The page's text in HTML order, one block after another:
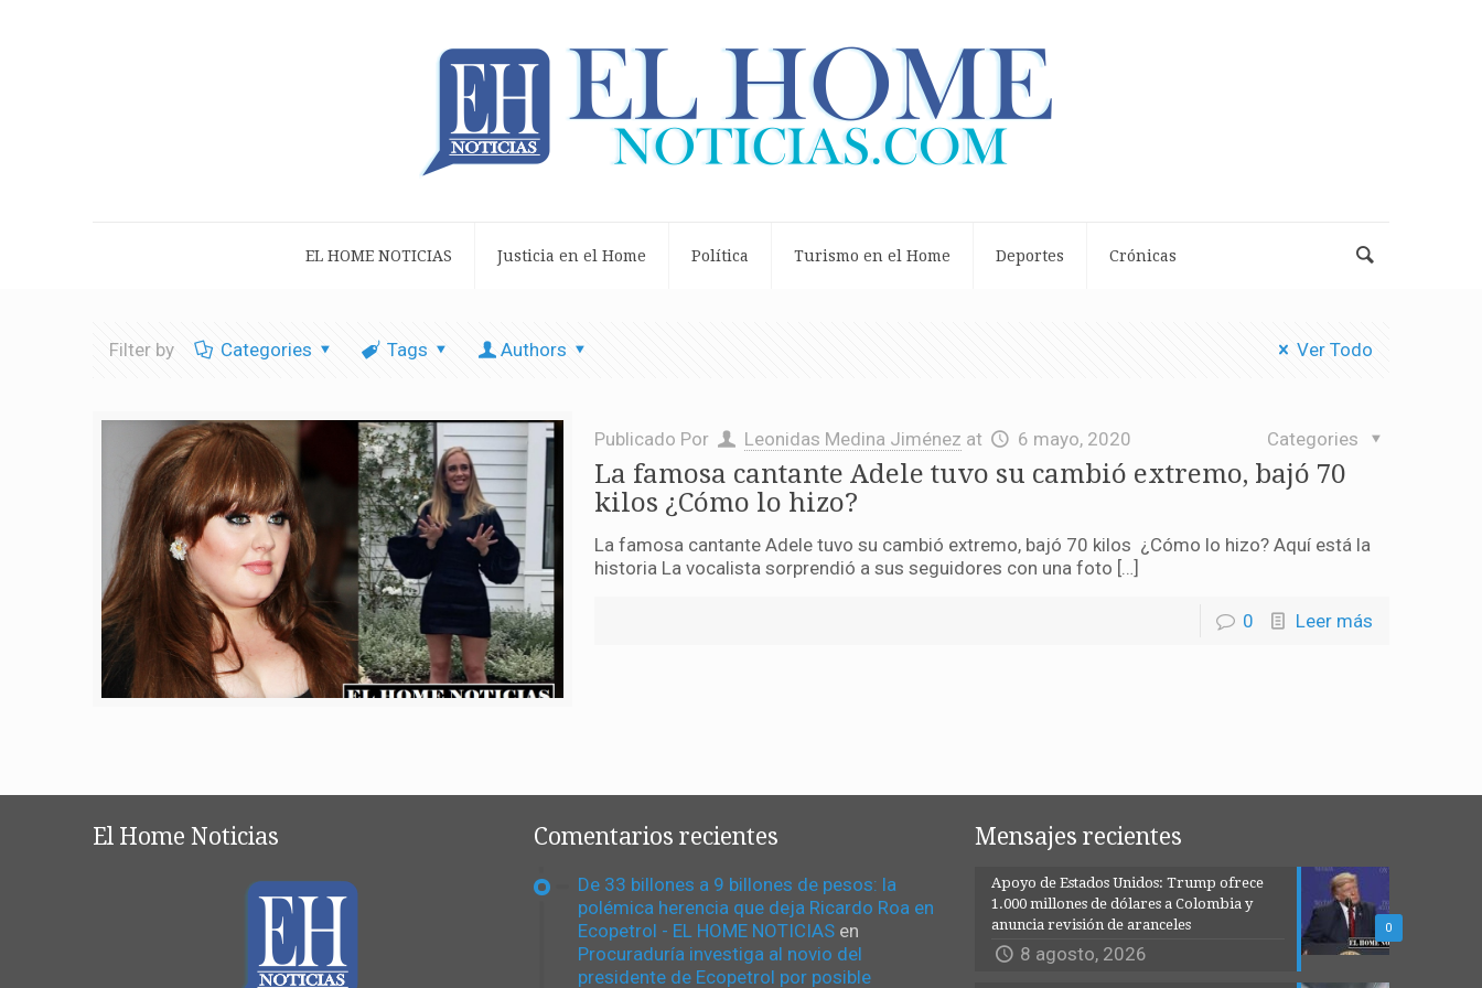
EL HOME NOTICIAS Justicia en el Home Política Turismo en el Home Deportes Crónicas
Filter by Categories Tags Authors Ver Todo
Publicado Por Leonidas Medina Jiménez at 6 mayo, 2020 Categories
La famosa cantante Adele tuvo su cambió extremo, bajó 70
kilos ¿Cómo lo hizo?
La famosa cantante Adele tuvo su cambió extremo, bajó 70 kilos ¿Cómo lo hizo? Aquí está la
historia La vocalista sorprendió a sus seguidores con una foto […]
0 Leer más
El Home Noticias Comentarios recientes
De 33 billones a 9 billones de pesos: la
polémica herencia que deja Ricardo Roa en
Ecopetrol - EL HOME NOTICIASen
Procuraduría investiga al novio del
presidente de Ecopetrol por posible
Mensajes recientes
0
Apoyo de Estados Unidos: Trump ofrece
1.000 millones de dólares a Colombia y
anuncia revisión de aranceles
8 agosto, 2026